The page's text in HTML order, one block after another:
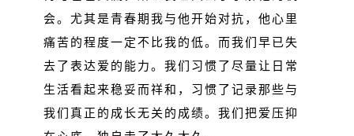
会。尤其是青春期我与他开始对抗，他心里
痛苦的程度一定不比我的低。而我们早已失
去了表达爱的能力。我们习惯了尽量让日常
生活看起来稳妥而祥和，习惯了记录那些与
我们真正的成长无关的成绩。我们把爱压抑